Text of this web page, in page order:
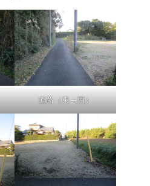
道路（東→西）